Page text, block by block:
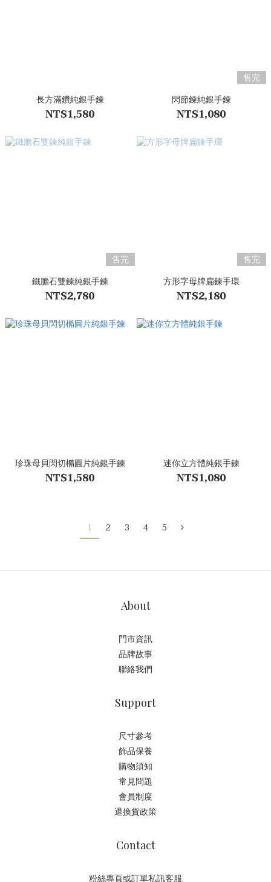
長方滿鑽純銀手鍊
NT$1,580
售完
閃節鍊純銀手鍊
NT$1,080
售完
鐵膽石雙鍊純銀手鍊
NT$2,780
售完
方形字母牌扁鍊手環
NT$2,180
珍珠母貝閃切橢圓片純銀手鍊
NT$1,580
迷你立方體純銀手鍊
NT$1,080
1 2 3 4 5
About
門市資訊
品牌故事
聯絡我們
Support
尺寸參考
飾品保養
購物須知
常見問題
會員制度
退換貨政策
Contact
粉絲專頁或訂單私訊客服